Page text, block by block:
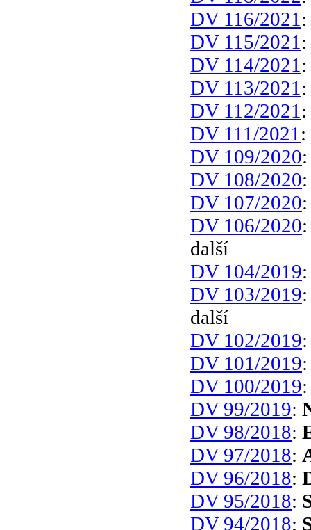
DV 116/2021 :
DV 115/2021 :
DV 114/2021 :
DV 113/2021 :
DV 112/2021 :
DV 111/2021 :
DV 109/2020
DV 108/2020
DV 107/2020
DV 106/2020
další
DV 104/2019
DV 103/2019
další
DV 102/2019
DV 101/2019
DV 100/2019
DV 99/2019:
DV 98/2018:
DV 97/2018:
DV 96/2018:
DV 95/2018:
DV 94/2018: